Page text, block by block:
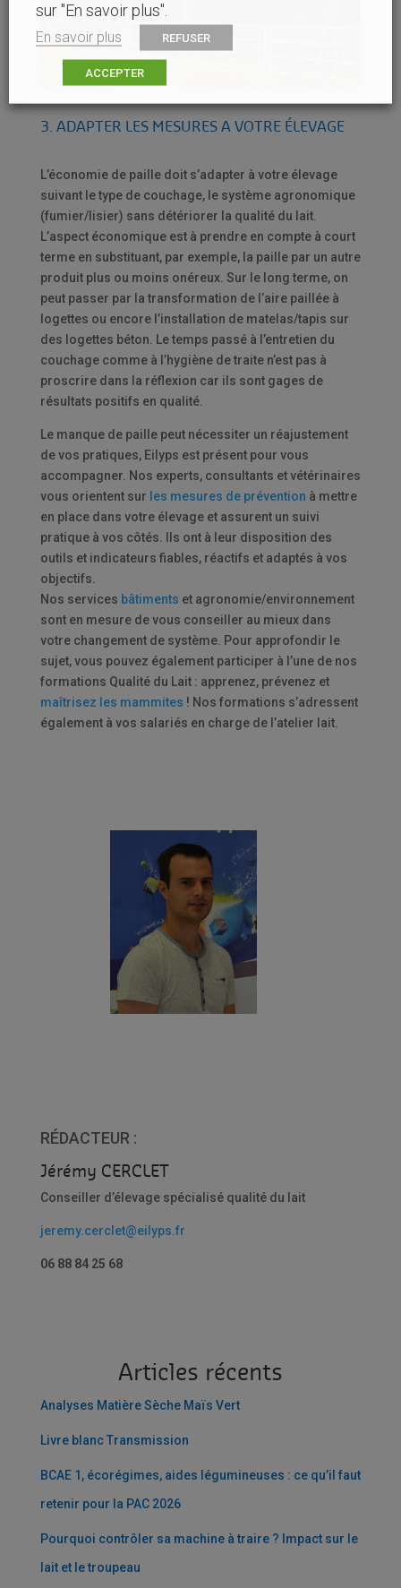
3. ADAPTER LES MESURES A VOTRE ÉLEVAGE
L’économie de paille doit s’adapter à votre élevage
suivant le type de couchage, le système agronomique
(fumier/lisier) sans détériorer la qualité du lait.
L’aspect économique est à prendre en compte à court
terme en substituant, par exemple, la paille par un autre
produit plus ou moins onéreux. Sur le long terme, on
peut passer par la transformation de l’aire paillée à
logettes ou encore l’installation de matelas/tapis sur
des logettes béton. Le temps passé à l’entretien du
couchage comme à l’hygiène de traite n’est pas à
proscrire dans la réflexion car ils sont gages de
résultats positifs en qualité.
Le manque de paille peut nécessiter un réajustement
de vos pratiques, Eilyps est présent pour vous
accompagner. Nos experts, consultants et vétérinaires
vous orientent sur les mesures de prévention à mettre
en place dans votre élevage et assurent un suivi
pratique à vos côtés. Ils ont à leur disposition des
outils et indicateurs fiables, réactifs et adaptés à vos
objectifs.
Nos services bâtiments et agronomie/environnement
sont en mesure de vous conseiller au mieux dans
votre changement de système. Pour approfondir le
sujet, vous pouvez également participer à l’une de nos
formations Qualité du Lait : apprenez, prévenez et
maîtrisez les mammites ! Nos formations s’adressent
également à vos salariés en charge de l’atelier lait.
RÉDACTEUR :
Jérémy CERCLET
Conseiller d’élevage spécialisé qualité du lait
jeremy.cerclet@eilyps.fr
06 88 84 25 68
Articles récents
Analyses Matière Sèche Maïs Vert ­
Livre blanc Transmission
BCAE 1, écorégimes, aides légumineuses : ce qu’il faut
retenir pour la PAC 2026
Pourquoi contrôler sa machine à traire ? Impact sur le
lait et le troupeau
sur "En savoir plus".
En savoir plus REFUSER
ACCEPTER